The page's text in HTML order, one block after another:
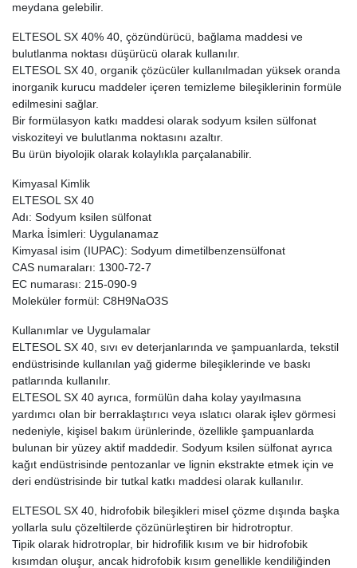
meydana gelebilir.
ELTESOL SX 40% 40, çözündürücü, bağlama maddesi ve
bulutlanma noktası düşürücü olarak kullanılır.
ELTESOL SX 40, organik çözücüler kullanılmadan yüksek oranda
inorganik kurucu maddeler içeren temizleme bileşiklerinin formüle
edilmesini sağlar.
Bir formülasyon katkı maddesi olarak sodyum ksilen sülfonat
viskoziteyi ve bulutlanma noktasını azaltır.
Bu ürün biyolojik olarak kolaylıkla parçalanabilir.
Kimyasal Kimlik
ELTESOL SX 40
Adı: Sodyum ksilen sülfonat
Marka İsimleri: Uygulanamaz
Kimyasal isim (IUPAC): Sodyum dimetilbenzensülfonat
CAS numaraları: 1300-72-7
EC numarası: 215-090-9
Moleküler formül: C8H9NaO3S
Kullanımlar ve Uygulamalar
ELTESOL SX 40, sıvı ev deterjanlarında ve şampuanlarda, tekstil
endüstrisinde kullanılan yağ giderme bileşiklerinde ve baskı
patlarında kullanılır.
ELTESOL SX 40 ayrıca, formülün daha kolay yayılmasına
yardımcı olan bir berraklaştırıcı veya ıslatıcı olarak işlev görmesi
nedeniyle, kişisel bakım ürünlerinde, özellikle şampuanlarda
bulunan bir yüzey aktif maddedir. Sodyum ksilen sülfonat ayrıca
kağıt endüstrisinde pentozanlar ve lignin ekstrakte etmek için ve
deri endüstrisinde bir tutkal katkı maddesi olarak kullanılır.
ELTESOL SX 40, hidrofobik bileşikleri misel çözme dışında başka
yollarla sulu çözeltilerde çözünürleştiren bir hidrotroptur.
Tipik olarak hidrotroplar, bir hidrofilik kısım ve bir hidrofobik
kısımdan oluşur, ancak hidrofobik kısım genellikle kendiliğinden